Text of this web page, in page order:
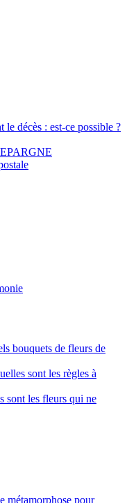
le décès : est-ce possible ?
bouquets de fleurs de
sont les règles à
sont les fleurs qui ne
métamorphose pour